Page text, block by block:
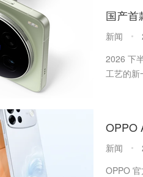
新闻
2026 下
工艺的新
OPPO
新闻
OPPO